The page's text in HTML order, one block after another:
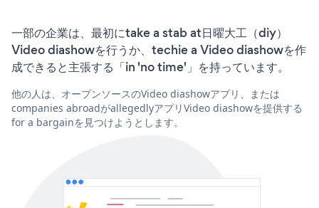
一部の企業は、最初にtake a stab at日曜大工（diy）
Video diashowを行うか、techie a Video diashowを作
成できると主張する「in 'no time'」を持っています。
他の人は、オープンソースのVideo diashowアプリ、または
companies abroadがallegedlyアプリVideo diashowを提供する
for a bargainを見つけようとします。